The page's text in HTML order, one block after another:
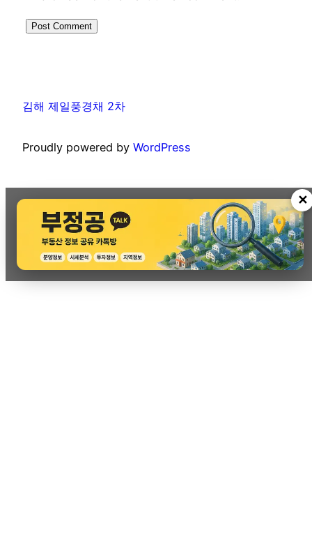
김해 제일풍경채 2차
Proudly powered by WordPress
✕